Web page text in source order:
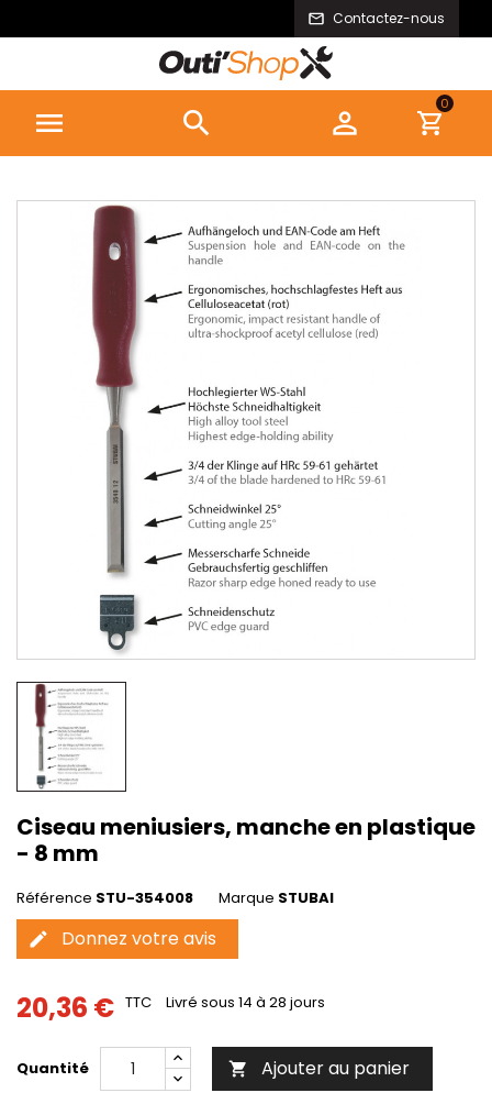
Contactez-nous
  
0
Ciseau meniusiers, manche en plastique
- 8 mm
Référence STU-354008 Marque STUBAI
edit Donnez votre avis
20,36 € TTC Livré sous 14 à 28 jours
Quantité  Ajouter au panier